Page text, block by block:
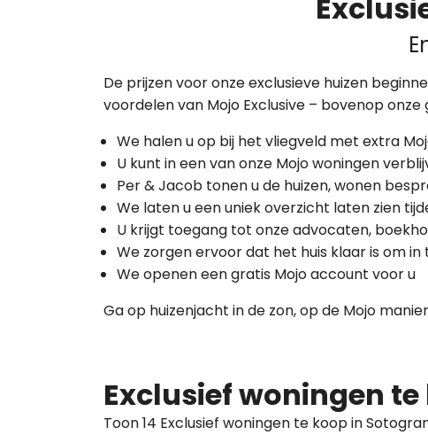
De prijzen voor onze exclusieve huizen
voordelen van Mojo Exclusive – bovenop
We halen u op bij het vliegveld met extra
U kunt in een van onze Mojo woningen
Per & Jacob tonen u de huizen, wonen
We laten u een uniek overzicht laten zien
U krijgt toegang tot onze advocaten,
We zorgen ervoor dat het huis klaar is om
We openen een gratis Mojo account voor u
Ga op huizenjacht in de zon, op de Mojo manier
Exclusief woningen
Toon 14 Exclusief woningen te koop in